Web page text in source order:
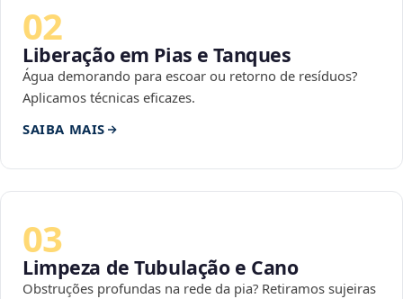
02
Liberação em Pias e Tanques
Água demorando para escoar ou retorno de resíduos?
Aplicamos técnicas eficazes.
SAIBA MAIS
03
Limpeza de Tubulação e Cano
Obstruções profundas na rede da pia? Retiramos sujeiras